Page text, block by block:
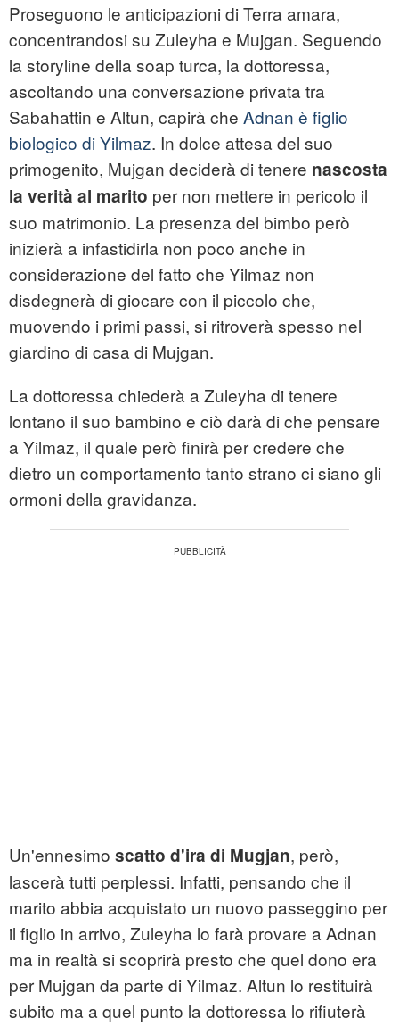
Proseguono le anticipazioni di Terra amara,
concentrandosi su Zuleyha e Mujgan. Seguendo
la storyline della soap turca, la dottoressa,
ascoltando una conversazione privata tra
Sabahattin e Altun, capirà che Adnan è figlio
biologico di Yilmaz. In dolce attesa del suo
primogenito, Mujgan deciderà di tenere nascosta
la verità al marito per non mettere in pericolo il
suo matrimonio. La presenza del bimbo però
inizierà a infastidirla non poco anche in
considerazione del fatto che Yilmaz non
disdegnerà di giocare con il piccolo che,
muovendo i primi passi, si ritroverà spesso nel
giardino di casa di Mujgan.
La dottoressa chiederà a Zuleyha di tenere
lontano il suo bambino e ciò darà di che pensare
a Yilmaz, il quale però finirà per credere che
dietro un comportamento tanto strano ci siano gli
ormoni della gravidanza.
Un'ennesimo scatto d'ira di Mugjan, però,
lascerà tutti perplessi. Infatti, pensando che il
marito abbia acquistato un nuovo passeggino per
il figlio in arrivo, Zuleyha lo farà provare a Adnan
ma in realtà si scoprirà presto che quel dono era
per Mujgan da parte di Yilmaz. Altun lo restituirà
subito ma a quel punto la dottoressa lo rifiuterà